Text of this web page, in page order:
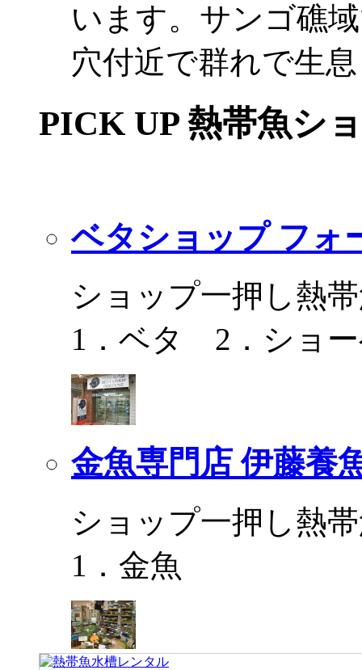
います。サンゴ礁
穴付近で群れで生
PICK UP 熱帯魚シ
ベタショップ フォ
ショップ一押し熱
1．ベタ 2．ショ
金魚専門店 伊藤養
ショップ一押し熱
1．金魚